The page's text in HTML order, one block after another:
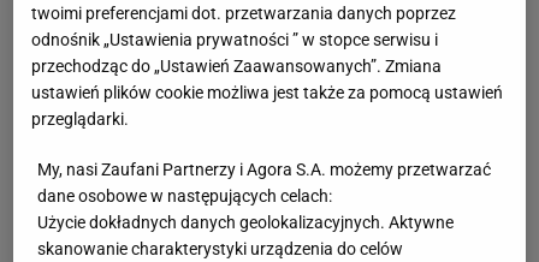
twoimi preferencjami dot. przetwarzania danych poprzez
odnośnik „Ustawienia prywatności ” w stopce serwisu i
przechodząc do „Ustawień Zaawansowanych”. Zmiana
ustawień plików cookie możliwa jest także za pomocą ustawień
przeglądarki.
My, nasi Zaufani Partnerzy i Agora S.A. możemy przetwarzać
dane osobowe w następujących celach:
Użycie dokładnych danych geolokalizacyjnych. Aktywne
skanowanie charakterystyki urządzenia do celów